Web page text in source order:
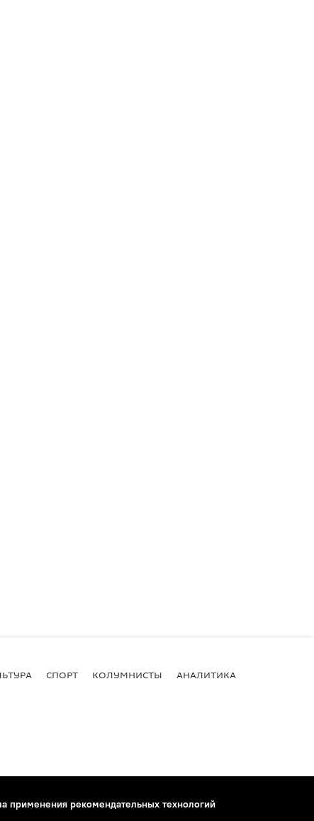
СПОРТ КОЛУМНИСТЫ АНАЛИТИКА
применения рекомендательных технологий